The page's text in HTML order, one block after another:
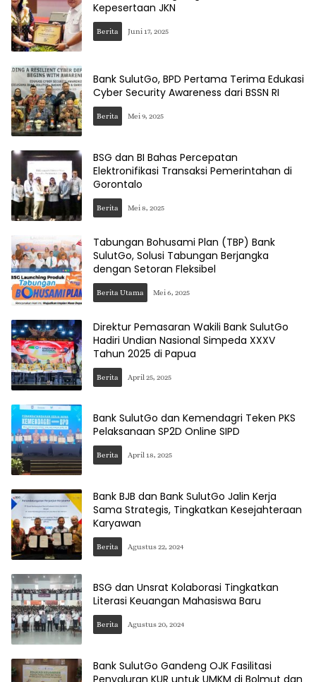
Kepesertaan JKN
Berita Juni 17, 2025
Bank SulutGo, BPD Pertama Terima Edukasi
Cyber Security Awareness dari BSSN RI
Berita Mei 9, 2025
BSG dan BI Bahas Percepatan
Elektronifikasi Transaksi Pemerintahan di
Gorontalo
Berita Mei 8, 2025
Tabungan Bohusami Plan (TBP) Bank
SulutGo, Solusi Tabungan Berjangka
dengan Setoran Fleksibel
Berita Utama Mei 6, 2025
Direktur Pemasaran Wakili Bank SulutGo
Hadiri Undian Nasional Simpeda XXXV
Tahun 2025 di Papua
Berita April 25, 2025
Bank SulutGo dan Kemendagri Teken PKS
Pelaksanaan SP2D Online SIPD
Berita April 18, 2025
Bank BJB dan Bank SulutGo Jalin Kerja
Sama Strategis, Tingkatkan Kesejahteraan
Karyawan
Berita Agustus 22, 2024
BSG dan Unsrat Kolaborasi Tingkatkan
Literasi Keuangan Mahasiswa Baru
Berita Agustus 20, 2024
Bank SulutGo Gandeng OJK Fasilitasi
Penyaluran KUR untuk UMKM di Bolmut dan